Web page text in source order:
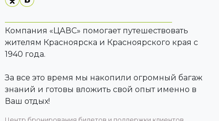
Компания «ЦАВС» помогает путешествовать
жителям Красноярска и Красноярского края с
1940 года.
За все это время мы накопили огромный багаж
знаний и готовы вложить свой опыт именно в
Ваш отдых!